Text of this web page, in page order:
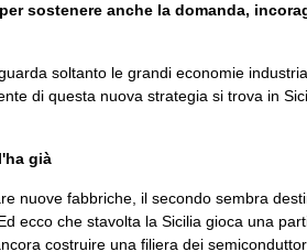
sostenere anche la domanda,
soltanto le grandi economie
di questa nuova strategia si trova in
già
nuove fabbriche, il secondo sembra
Ed ecco che stavolta la Sicilia gioca una
costruire una filiera dei